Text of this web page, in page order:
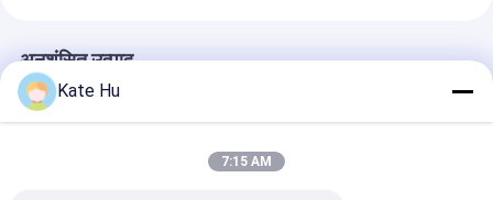
अनुशंसित उत्पाद
Kate Hu
7:15 AM